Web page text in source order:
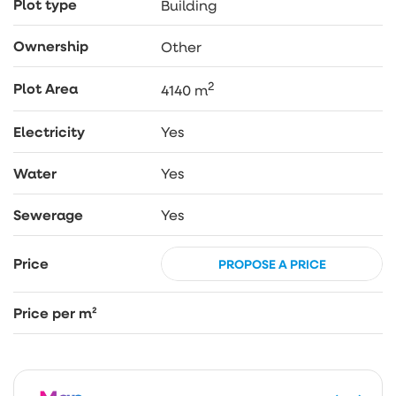
inwestycyjnych.
POZOSTAŁE INFORMACJE
– działki objęte trzema Księgami Wieczystymi –
jeden właściciel; Księgi Wieczyste bez obciążeń,
– media: prąd, woda i kanalizacja w drodze,
ZACHĘCAM DO ZAKUPU!
Plot type Building
Ownership Other
Plot Area 4140 m2
Electricity Yes
Water Yes
Sewerage Yes
Price PROPOSE A PRICE
Price per m²